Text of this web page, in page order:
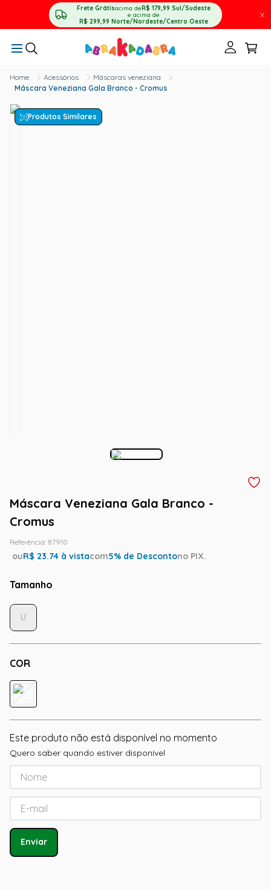
Frete Grátisacima deR$ 179,99 Sul/Sudeste
e acima de
R$ 299,99 Norte/Nordeste/Centro Oeste
X
Acessórios
Máscaras veneziana
Máscara Veneziana Gala Branco - Cromus
Produtos Similares
Máscara Veneziana Gala Branco -
Cromus
Referência: 87910
ouR$ 23.74 à vistacom5% de Descontono PIX.
Tamanho
COR
U
Este produto não está disponível no momento
Quero saber quando estiver disponível
Enviar